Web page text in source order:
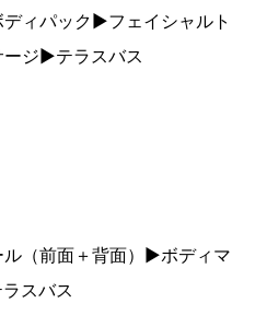
ィパック▶フェイシャルト
ジ▶テラスバス
（前面＋背面）▶ボディマ
スバス